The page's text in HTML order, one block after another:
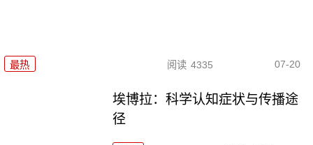
最热 阅读 4335 07-20
埃博拉：科学认知症状与传播途
径